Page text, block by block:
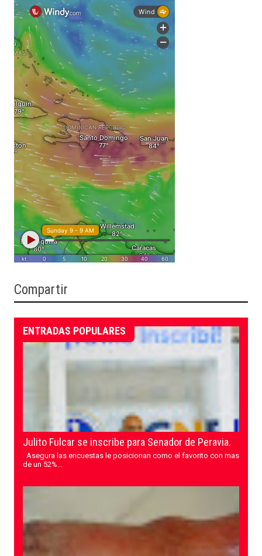
Compartir
ENTRADAS POPULARES
Julito Fulcar se inscribe para Senador de Peravia.
Asegura las encuestas le posicionan como el favorito con mas
de un 52%...